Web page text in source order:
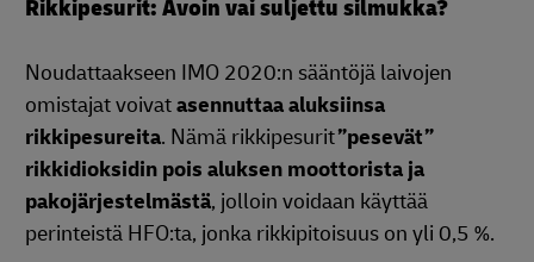
Rikkipesurit: Avoin vai suljettu silmukka?
Noudattaakseen IMO 2020:n sääntöjä laivojen
omistajat voivatasennuttaa aluksiinsa
rikkipesureita. Nämä rikkipesurit”pesevät”
rikkidioksidin pois aluksen moottorista ja
pakojärjestelmästä, jolloin voidaan käyttää
perinteistä HFO:ta, jonka rikkipitoisuus on yli 0,5 %.